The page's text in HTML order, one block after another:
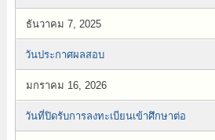
ธันวาคม 7, 2025
วันประกาศผลสอบ
มกราคม 16, 2026
วันที่ปิดรับการลงทะเบียนเข้าศึกษาต่อ